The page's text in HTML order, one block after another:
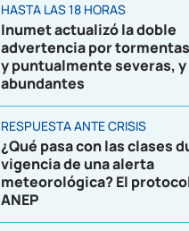
HASTA LAS 18 HORAS
Inumet actualizó la doble
advertencia por
y puntualmente severas,
abundantes
RESPUESTA ANTE CRISIS
¿Qué pasa con las clases
vigencia de una alerta
meteorológica? El
ANEP